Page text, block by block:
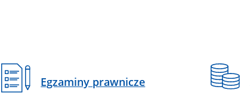
Egzaminy prawnicze